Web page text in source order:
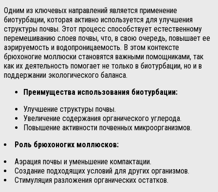
Одним из ключевых направлений является применение
биотурбации, которая активно используется для улучшения
структуры почвы. Этот процесс способствует естественному
перемешиванию слоев почвы, что, в свою очередь, повышает ее
аэрируемость и водопроницаемость. В этом контексте
брюхоногие моллюски становятся важными помощниками, так
как их деятельность помогает не только в биотурбации, но и в
поддержании экологического баланса.
Преимущества использования биотурбации:
Улучшение структуры почвы.
Увеличение содержания органического углерода.
Повышение активности почвенных микроорганизмов.
Роль брюхоногих моллюсков:
Аэрация почвы и уменьшение компактации.
Создание подходящих условий для других организмов.
Стимуляция разложения органических остатков.